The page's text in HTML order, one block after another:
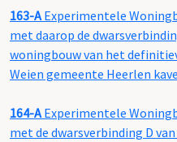
163-AExperimentele
met daarop de
woningbouw van het
Weien gemeente Heerlen
164-AExperimentele
met de dwarsverbinding D